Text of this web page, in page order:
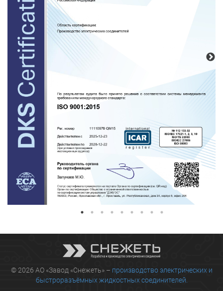
© 2026 АО «Завод «Снежеть» – производство электрических и
быстроразъёмных жидкостных соединителей.